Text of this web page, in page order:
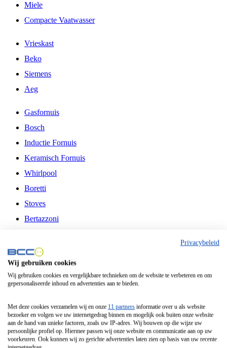
Miele
Compacte Vaatwasser
Vrieskast
Beko
Siemens
Aeg
Gasfornuis
Bosch
Inductie Fornuis
Keramisch Fornuis
Whirlpool
Boretti
Stoves
Bertazzoni
Fitelli
Airfryer
Frituurpan
Contactgrill
Broodbakmachine
Broodrooster
Privacybeleid
Wij gebruiken cookies
Wij gebruiken cookies en vergelijkbare technieken om de website te verbeteren en om
gepersonaliseerde inhoud en advertenties aan te bieden.
Met deze cookies verzamelen wij en onze 11 partners informatie over u als website
bezoeker en volgen we uw internetgedrag binnen en mogelijk ook buiten onze website
aan de hand van unieke factoren, zoals uw IP-adres. Wij bouwen op die wijze uw
persoonlijke profiel op. Hiermee passen wij onze website en communicatie aan op uw
voorkeuren. Ook kunnen wij zo gerichte advertenties laten zien op basis van uw recente